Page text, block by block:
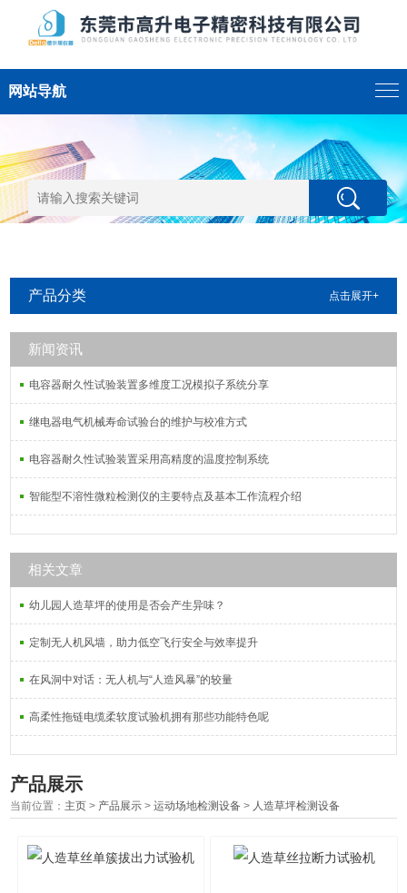
网站导航
产品分类 点击展开+
新闻资讯
电容器耐久性试验装置多维度工况模拟子系统分享
继电器电气机械寿命试验台的维护与校准方式
电容器耐久性试验装置采用高精度的温度控制系统
智能型不溶性微粒检测仪的主要特点及基本工作流程介绍
相关文章
幼儿园人造草坪的使用是否会产生异味？
定制无人机风墙，助力低空飞行安全与效率提升
在风洞中对话：无人机与“人造风暴”的较量
高柔性拖链电缆柔软度试验机拥有那些功能特色呢
产品展示
当前位置： 主页 > 产品展示 >运动场地检测设备 > 人造草坪检测设备